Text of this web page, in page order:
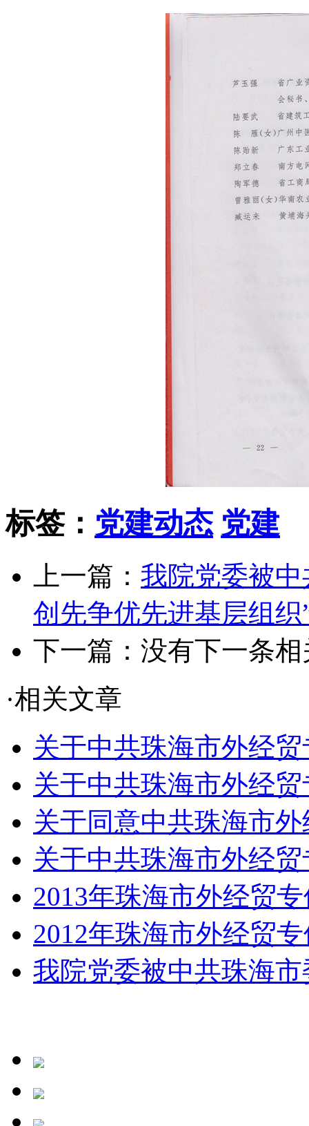
标签： 党建动态 党建
上一篇： 我院党委被
创先争优先进基层组织
下一篇：没有下一条相
·相关文章
关于中共珠海市外经
关于中共珠海市外经
关于同意中共珠海市
关于中共珠海市外经
2013年珠海市外经贸
2012年珠海市外经贸
我院党委被中共珠海